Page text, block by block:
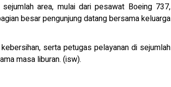
area, mulai dari pesawat Boeing 737,
besar pengunjung datang bersama keluarga
serta petugas pelayanan di sejumlah
masa liburan. (isw).